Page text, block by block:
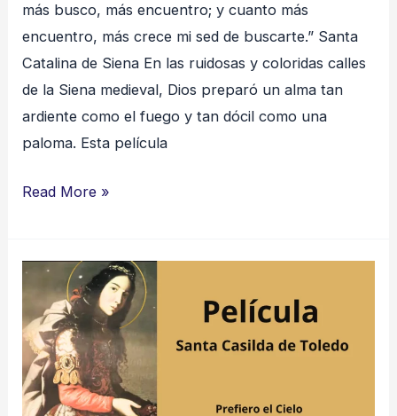
más busco, más encuentro; y cuanto más
encuentro, más crece mi sed de buscarte.” Santa
Catalina de Siena En las ruidosas y coloridas calles
de la Siena medieval, Dios preparó un alma tan
ardiente como el fuego y tan dócil como una
paloma. Esta película
Read More »
Santa
Casilda
de
Toledo